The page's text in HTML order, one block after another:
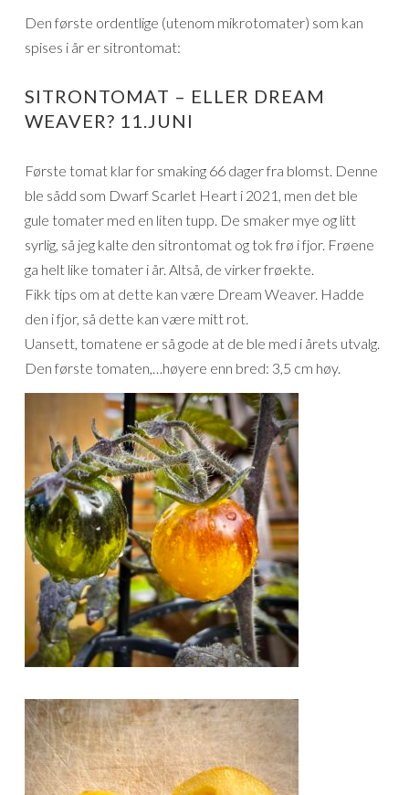
Den første ordentlige (utenom mikrotomater) som kan
spises i år er sitrontomat:
SITRONTOMAT – ELLER DREAM
WEAVER? 11.JUNI
Første tomat klar for smaking 66 dager fra blomst. Denne
ble sådd som Dwarf Scarlet Heart i 2021, men det ble
gule tomater med en liten tupp. De smaker mye og litt
syrlig, så jeg kalte den sitrontomat og tok frø i fjor. Frøene
ga helt like tomater i år. Altså, de virker frøekte.
Fikk tips om at dette kan være Dream Weaver. Hadde
den i fjor, så dette kan være mitt rot.
Uansett, tomatene er så gode at de ble med i årets utvalg.
Den første tomaten,…høyere enn bred: 3,5 cm høy.